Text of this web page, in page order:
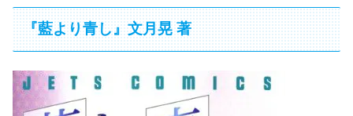
『藍より青し』文月晃 著